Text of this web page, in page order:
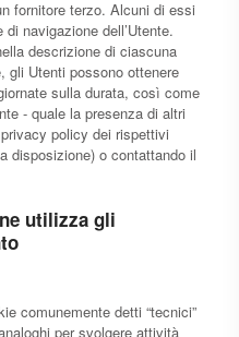
fornitore terzo. Alcuni di essi
navigazione dell’Utente.
descrizione di ciascuna
gli Utenti possono ottenere
sulla durata, così come
- quale la presenza di altri
policy dei rispettivi
disposizione) o contattando il
utilizza gli
comunemente detti “tecnici”
per svolgere attività